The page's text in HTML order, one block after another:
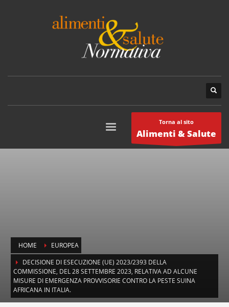
Torna al sito
Alimenti & Salute
HOME
EUROPEA
DECISIONE DI ESECUZIONE (UE) 2023/2393 DELLA
COMMISSIONE, DEL 28 SETTEMBRE 2023, RELATIVA AD ALCUNE
MISURE DI EMERGENZA PROVVISORIE CONTRO LA PESTE SUINA
AFRICANA IN ITALIA.